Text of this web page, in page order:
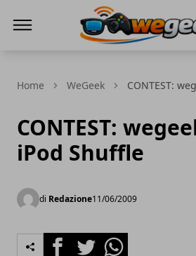
Home WeGeek CONTEST:
CONTEST:
iPod Shuffle
di Redazione11/06/2009
FacebookTwitterWhatsapp